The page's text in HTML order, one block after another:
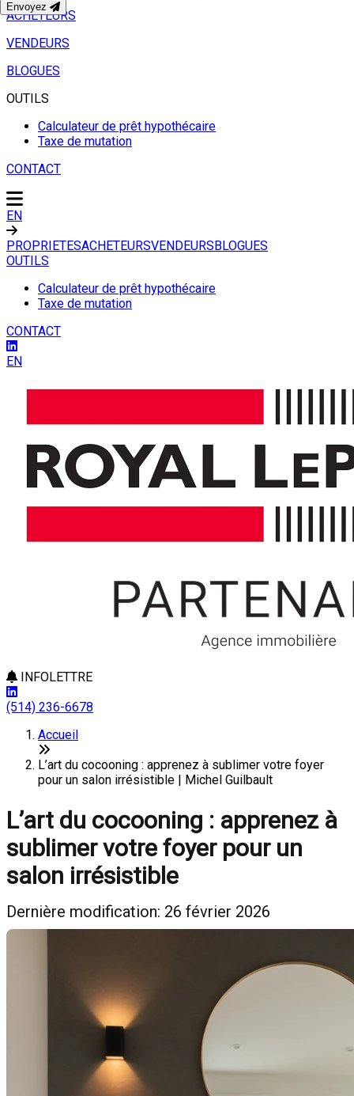
ACHETEURS
VENDEURS
BLOGUES
OUTILS
Calculateur de prêt hypothécaire
Taxe de mutation
CONTACT
EN
PROPRIETESACHETEURSVENDEURSBLOGUES
OUTILS
Calculateur de prêt hypothécaire
Taxe de mutation
CONTACT
EN
INFOLETTRE
(514) 236-6678
Accueil
L’art du cocooning : apprenez à sublimer votre foyer
pour un salon irrésistible | Michel Guilbault
L’art du cocooning : apprenez à
sublimer votre foyer pour un
salon irrésistible
Dernière modification: 26 février 2026
Envoyez